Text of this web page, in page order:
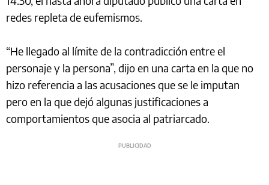
redes repleta de eufemismos.
“He llegado al límite de la contradicción entre el
personaje y la persona”, dijo en una carta en la que no
hizo referencia a las acusaciones que se le imputan
pero en la que dejó algunas justificaciones a
comportamientos que asocia al patriarcado.